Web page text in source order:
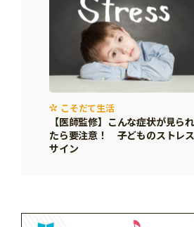
こそだて生活
【医師監修】こんな症状が見られ
たら要注意！ 子どものストレス
サイン